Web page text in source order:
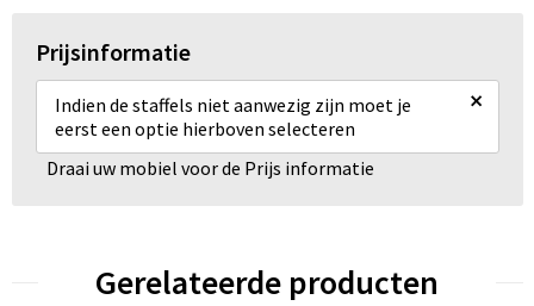
Prijsinformatie
Indien de staffels niet aanwezig zijn moet je
eerst een optie hierboven selecteren
×
Draai uw mobiel voor de Prijs informatie
Gerelateerde producten